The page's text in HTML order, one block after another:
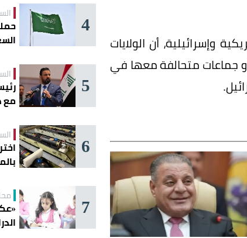
وإسرائيلية، أن الولايات
جماعات متحالفة معها في
4
5
مع
6
7